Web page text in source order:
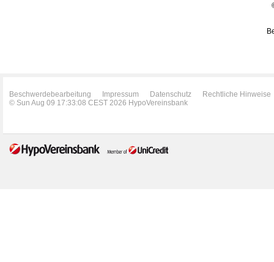
Beschwerdebearbeitung Impressum Datenschutz
Rechtliche Hinweise
© Sun Aug 09 17:33:08 CEST 2026 HypoVereinsbank